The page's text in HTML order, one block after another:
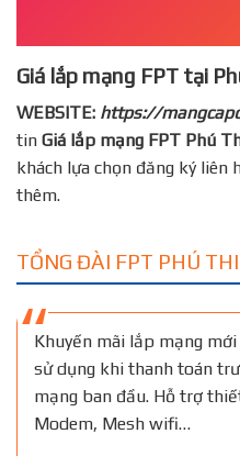
Giá lắp mạng FPT tại
WEBSITE: https://
tin Giá lắp mạng FPT Phú
khách lựa chọn đăng ký liên
thêm.
TỔNG ĐÀI FPT PHÚ
Khuyến mãi lắp mạng
sử dụng khi thanh toán
mạng ban đầu. Hỗ trợ
Modem, Mesh wifi…